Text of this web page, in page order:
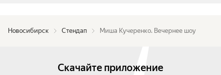
Новосибирск Стендап Миша Кучеренко. Вечернее шоу
Скачайте приложение